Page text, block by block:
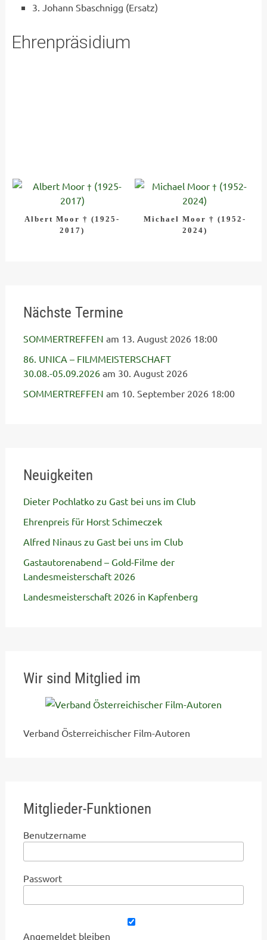
3. Johann Sbaschnigg (Ersatz)
Ehrenpräsidium
Albert Moor † (1925-
2017)
Michael Moor † (1952-
2024)
Nächste Termine
SOMMERTREFFEN am 13. August 2026 18:00
86. UNICA – FILMMEISTERSCHAFT
30.08.-05.09.2026am 30. August 2026
SOMMERTREFFEN am 10. September 2026 18:00
Neuigkeiten
Dieter Pochlatko zu Gast bei uns im Club
Ehrenpreis für Horst Schimeczek
Alfred Ninaus zu Gast bei uns im Club
Gastautorenabend – Gold-Filme der
Landesmeisterschaft 2026
Landesmeisterschaft 2026 in Kapfenberg
Wir sind Mitglied im
Verband Österreichischer Film-Autoren
Mitglieder-Funktionen
Benutzername
Passwort
Angemeldet bleiben